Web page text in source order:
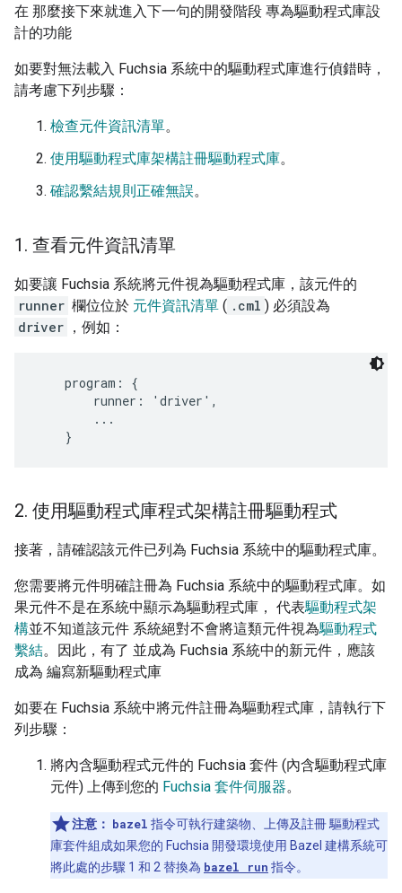
在 那麼接下來就進入下一句的開發階段 專為驅動程式庫設
計的功能
如要對無法載入 Fuchsia 系統中的驅動程式庫進行偵錯時，
請考慮下列步驟：
檢查元件資訊清單。
使用驅動程式庫架構註冊驅動程式庫。
確認繫結規則正確無誤。
1 . 查看元件資訊清單
如要讓 Fuchsia 系統將元件視為驅動程式庫，該元件的
runner 欄位位於 元件資訊清單 ( .cml ) 必須設為
driver ，例如：
    program: {
        runner: 'driver',
        ...
2. 使用驅動程式庫程式架構註冊驅動程式
接著，請確認該元件已列為 Fuchsia 系統中的驅動程式庫。
您需要將元件明確註冊為 Fuchsia 系統中的驅動程式庫。如
果元件不是在系統中顯示為驅動程式庫， 代表驅動程式架
構並不知道該元件 系統絕對不會將這類元件視為驅動程式
繫結。因此，有了 並成為 Fuchsia 系統中的新元件，應該
成為 編寫新驅動程式庫
如要在 Fuchsia 系統中將元件註冊為驅動程式庫，請執行下
列步驟：
將內含驅動程式元件的 Fuchsia 套件 (內含驅動程式庫
元件) 上傳到您的 Fuchsia 套件伺服器。
注意： bazel 指令可執行建築物、上傳及註冊 驅動程式
庫套件組成如果您的 Fuchsia 開發環境使用 Bazel 建構系統可
將此處的步驟 1 和 2 替換為 bazel run 指令。